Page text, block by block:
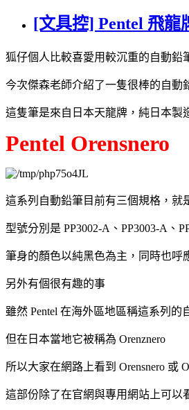
[文具控] Pentel 飛龍
狐仔個人比較喜愛用較沉重的自動鉛
今次傑森老師介紹了一隻很棒的自動
這隻筆是來自日本天龍牌，純日本製
Pentel Orensnero
這系列自動鉛筆目前有三個規格，就
型號分別是 PP3002-A、PP3003-A、
筆身的顏色以純黑色為主，同時也呼
另外有個很有趣的事
雖然 Pentel 在海外區地區稱這系列的
但在日本當地它被稱為 Orenznero
所以大家在網路上看到 Orensnero 或
這部份除了在官網與專用網站上可以